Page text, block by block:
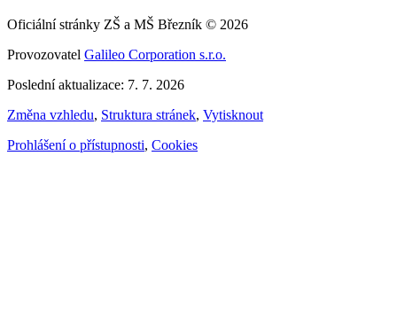
Oficiální stránky ZŠ a MŠ Březník © 2026
Provozovatel Galileo Corporation s.r.o.
Poslední aktualizace: 7. 7. 2026
Změna vzhledu, Struktura stránek, Vytisknout
Prohlášení o přístupnosti, Cookies